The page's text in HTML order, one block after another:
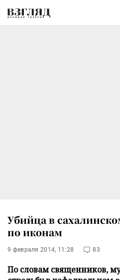
Убийца в
по иконам
9 февраля 2014, 11:28 83
По словам священников,